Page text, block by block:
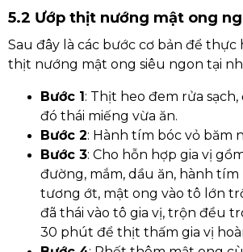
5.2 Ướp thịt nướng mật ong
Sau đây là các bước cơ bản để thực
thịt nướng mật ong siêu ngon tại
Bước 1: Thịt heo đem rửa sạch,
đó thái miếng vừa ăn.
Bước 2: Hành tím bóc vỏ băm
Bước 3: Cho hỗn hợp gia vị
đường, mắm, dầu ăn, hành tím
tương ớt, mật ong vào tô lớn
đã thái vào tô gia vị, trộn đều
30 phút để thịt thấm gia vị